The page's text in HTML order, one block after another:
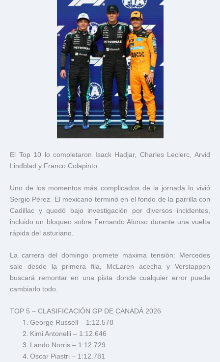
El Top 10 lo completaron Isack Hadjar, Charles Leclerc,Arvid
Lindblad y Franco Colapinto.
Uno de los momentos más complicados de la jornada lo vivió
Sergio Pérez. El mexicano terminó en el fondo de la parrilla con
Cadillac y quedó bajo investigación por diversos incidentes,
incluido un bloqueo sobre Fernando Alonso durante una vuelta
rápida del asturiano.
La carrera del domingo promete máxima tensión: Mercedes
sale desde la primera fila, McLaren acecha y Verstappen
buscará remontar en una pista donde cualquier error puede
cambiarlo todo.
TOP 5 – CLASIFICACIÓN GP DE CANADÁ 2026
George Russell – 1:12.578
Kimi Antonelli – 1:12.646
Lando Norris – 1:12.729
Oscar Piastri – 1:12.781